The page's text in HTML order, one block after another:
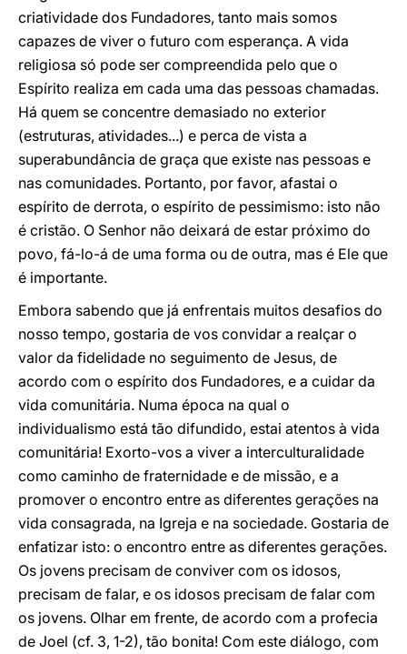
criatividade dos Fundadores, tanto mais somos
capazes de viver o futuro com esperança. A vida
religiosa só pode ser compreendida pelo que o
Espírito realiza em cada uma das pessoas chamadas.
Há quem se concentre demasiado no exterior
(estruturas, atividades...) e perca de vista a
superabundância de graça que existe nas pessoas e
nas comunidades. Portanto, por favor, afastai o
espírito de derrota, o espírito de pessimismo: isto não
é cristão. O Senhor não deixará de estar próximo do
povo, fá-lo-á de uma forma ou de outra, mas é Ele que
é importante.
Embora sabendo que já enfrentais muitos desafios do
nosso tempo, gostaria de vos convidar a realçar o
valor da fidelidade no seguimento de Jesus, de
acordo com o espírito dos Fundadores, e a cuidar da
vida comunitária. Numa época na qual o
individualismo está tão difundido, estai atentos à vida
comunitária! Exorto-vos a viver a interculturalidade
como caminho de fraternidade e de missão, e a
promover o encontro entre as diferentes gerações na
vida consagrada, na Igreja e na sociedade. Gostaria de
enfatizar isto: o encontro entre as diferentes gerações.
Os jovens precisam de conviver com os idosos,
precisam de falar, e os idosos precisam de falar com
os jovens. Olhar em frente, de acordo com a profecia
de Joel (cf. 3, 1-2), tão bonita! Com este diálogo, com